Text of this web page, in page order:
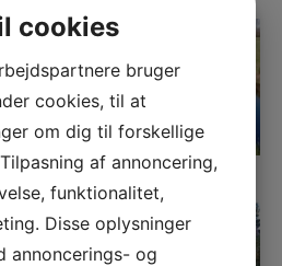
cookies
bruger
cookies, til at
om dig til forskellige
af annoncering,
funktionalitet,
Disse oplysninger
annoncerings- og